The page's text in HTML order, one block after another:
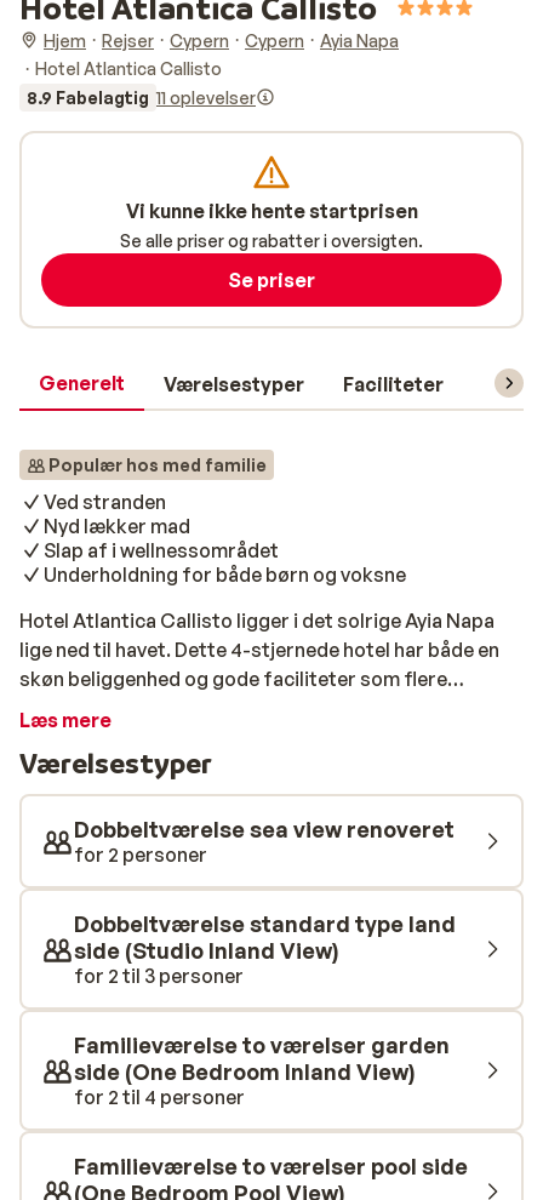
Hjem Rejser Cypern Cypern
Ayia Napa
Hotel Atlantica Callisto
8.9 Fabelagtig 11 oplevelser
Generelt Værelsestyper Faciliteter
Populær hos med familie
Ved stranden
Nyd lækker mad
Slap af i wellnessområdet
Underholdning for både børn og voksne
Hotel Atlantica Callisto ligger i det solrige Ayia Napa
lige ned til havet. Dette 4-stjernede hotel har både en
skøn beliggenhed og gode faciliteter som flere
swimmingpools og flere restauranter med et stort
Hotellet har all inclusive, som omfatter en stor
buffetrestaurant samt flere à la carte-restauranter.
Vælg mellem cypriotiske specialiteter, italienske retter
eller det græske køkken. Til en hurtig snack eller en
forfriskende drink er der altid en hyggelig bar i
nærheden. Der er fire swimmingpools og en børnepool
med masser af plads til afslapning. Trænger du til
ekstra ro, kan du besøge wellnesscentret, der har en
dejlig sauna. Der tilbydes også massage mod betaling.
voksne, et fitnessrum og mange andre
sportsfaciliteter. I nærområdet finder du
supermarkeder og hyggelige taverner. Det livlige
centrum af Ayia Napa ligger cirka 20 minutters gang
væk og byder på masser af natteliv, butikker og den
Læs mere
Værelsestyper
Dobbeltværelse sea view renoveret
for 2 personer
Dobbeltværelse standard type land
side (Studio Inland View)
for 2 til 3 personer
Familieværelse to værelser garden
side (One Bedroom Inland View)
for 2 til 4 personer
Familieværelse to værelser pool side
(One Bedroom Pool View)
Vi kunne ikke hente startprisen
Se alle priser og rabatter i oversigten.
Se priser